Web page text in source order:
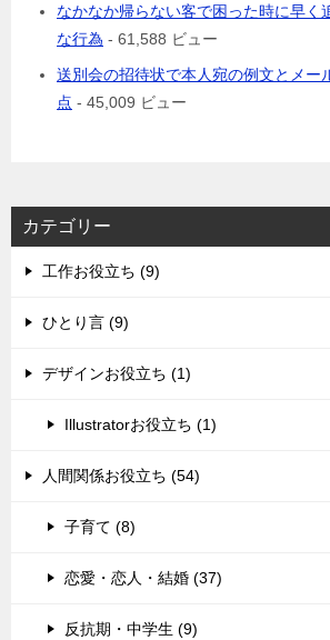
なかなか帰らない客で困った時に早く
な行為 - 61,588 ビュー
送別会の招待状で本人宛の例文とメー
点 - 45,009 ビュー
カテゴリー
工作お役立ち (9)
ひとり言 (9)
デザインお役立ち (1)
Illustratorお役立ち (1)
人間関係お役立ち (54)
子育て (8)
恋愛・恋人・結婚 (37)
反抗期・中学生 (9)